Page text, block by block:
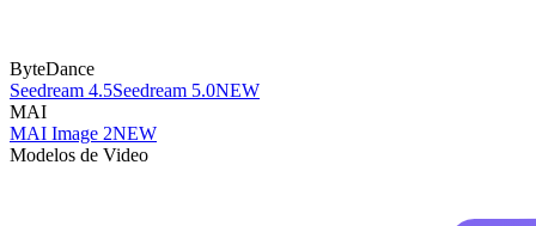
ByteDance
Seedream 4.5Seedream 5.0NEW
MAI
MAI Image 2NEW
Modelos de Video